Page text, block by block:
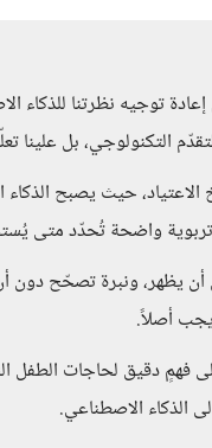
توجيه نظرتنا
التكنولوجي، بل علينا
حيث يصبح الذكاء
تربوية واضحة تُحدّد متى
أن يظهر، ونبرة تصحّح
أصلاً.
فهمٍ دقيق لحاجات الطفل
الذكاء الاصطناعي.